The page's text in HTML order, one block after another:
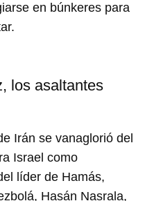
en búnkeres para
los asaltantes
Irán se vanaglorió del
Israel como
líder de Hamás,
Hasán Nasrala,